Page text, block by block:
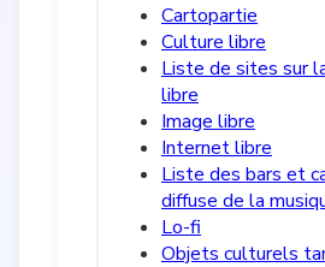
Cartopartie
Culture libre
Liste de sites sur
libre
Image libre
Internet libre
Liste des bars et
diffuse de la
Lo-fi
Objets culturels